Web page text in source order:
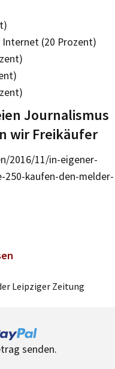
Internet (20 Prozent)
Journalismus
wir Freikäufer
2016/11/in-eigener-
250-kaufen-den-melder-
Leipziger Zeitung
senden.